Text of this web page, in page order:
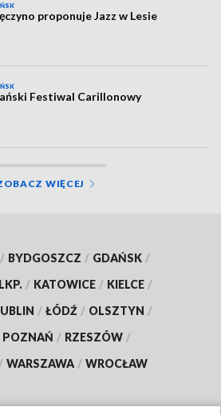
proponuje Jazz w Lesie
Festiwal Carillonowy
WIĘCEJ
/ BYDGOSZCZ / GDAŃSK /
/ KATOWICE / KIELCE /
/ ŁÓDŹ / OLSZTYN /
POZNAŃ / RZESZÓW /
/ WARSZAWA / WROCŁAW